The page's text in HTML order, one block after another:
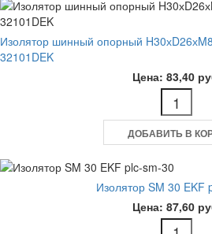
Изолятор шинный опорный
32101DEK
Цена: 83,40
ДОБАВИТЬ В
Изолятор SM 30 EKF
Цена: 87,60